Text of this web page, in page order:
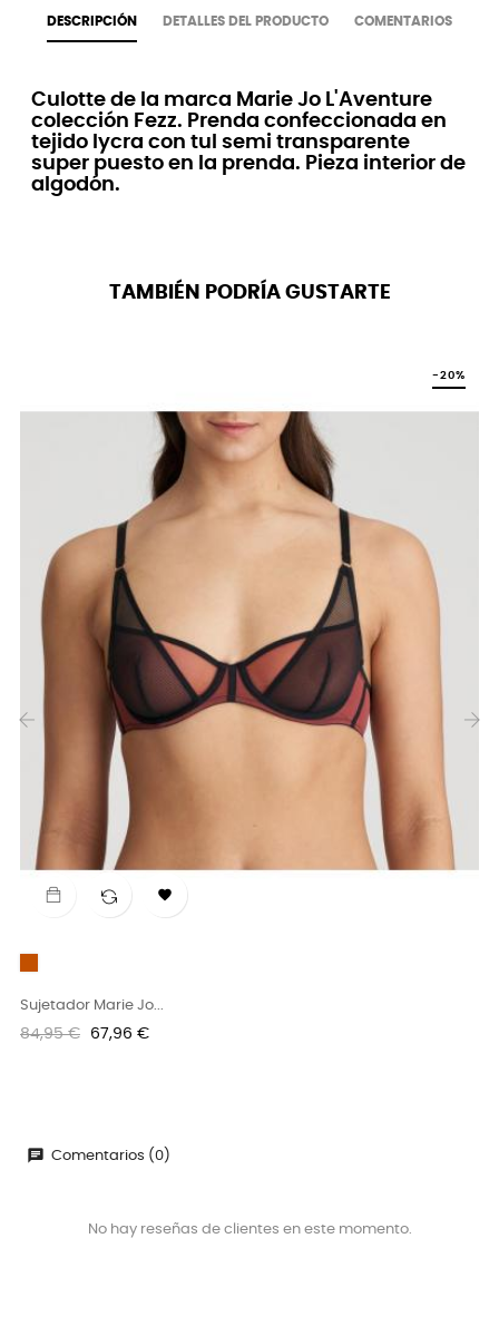
DESCRIPCIÓN DETALLES DEL PRODUCTO COMENTARIOS
Culotte de la marca Marie Jo L'Aventure
colección Fezz. Prenda confeccionada en
tejido lycra con tul semi transparente
super puesto en la prenda. Pieza interior de
algodón.
TAMBIÉN PODRÍA GUSTARTE

Sujetador Marie Jo...
Precio
84,95 €
-20%
Precio
67,96 €
chat Comentarios (0)
No hay reseñas de clientes en este momento.